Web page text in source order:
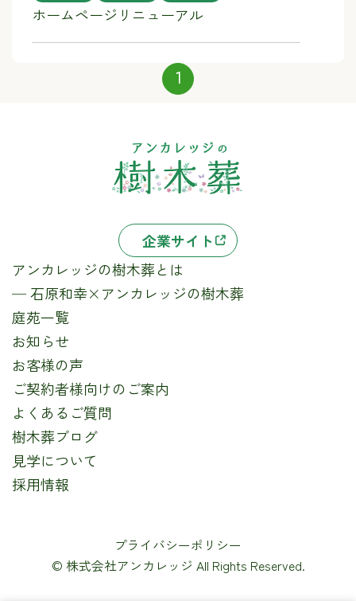
ホームページリニューアル
1
企業サイト
アンカレッジの樹木葬とは
─ 石原和幸×アンカレッジの樹木葬
庭苑一覧
お知らせ
お客様の声
ご契約者様向けのご案内
よくあるご質問
樹木葬ブログ
見学について
採用情報
プライバシーポリシー
© 株式会社アンカレッジ All Rights Reserved.